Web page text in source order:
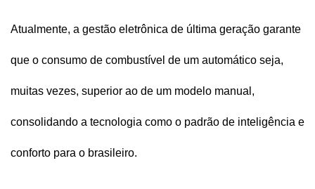
Atualmente, a gestão eletrônica de última geração garante
que o consumo de combustível de um automático seja,
muitas vezes, superior ao de um modelo manual,
consolidando a tecnologia como o padrão de inteligência e
conforto para o brasileiro.